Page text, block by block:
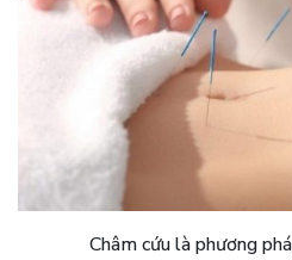
Châm cứu là phương